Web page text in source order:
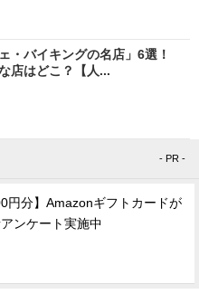
・バイキングの名店」6選！
店はどこ？【人...
- PR -
円分】Amazonギフトカードが
ンケート実施中